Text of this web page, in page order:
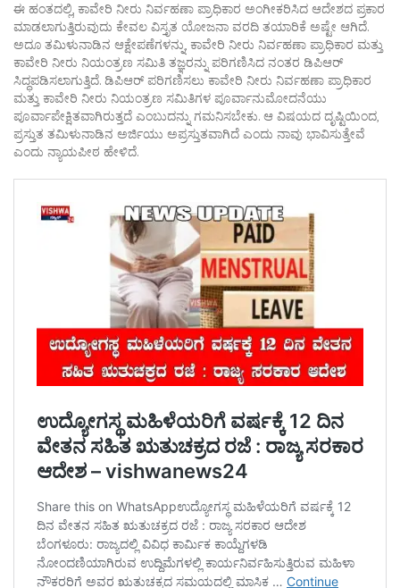
ಈ ಹಂತದಲ್ಲಿ, ಕಾವೇರಿ ನೀರು ನಿರ್ವಹಣಾ ಪ್ರಾಧಿಕಾರ ಅಂಗೀಕರಿಸಿದ ಆದೇಶದ ಪ್ರಕಾರ
ಮಾಡಲಾಗುತ್ತಿರುವುದು ಕೇವಲ ವಿಸ್ತೃತ ಯೋಜನಾ ವರದಿ ತಯಾರಿಕೆ ಅಷ್ಟೇ ಆಗಿದೆ.
ಅದೂ ತಮಿಳುನಾಡಿನ ಆಕ್ಷೇಪಣೆಗಳನ್ನು, ಕಾವೇರಿ ನೀರು ನಿರ್ವಹಣಾ ಪ್ರಾಧಿಕಾರ ಮತ್ತು
ಕಾವೇರಿ ನೀರು ನಿಯಂತ್ರಣ ಸಮಿತಿ ತಜ್ಞರನ್ನು ಪರಿಗಣಿಸಿದ ನಂತರ ಡಿಪಿಆರ್
ಸಿದ್ಧಪಡಿಸಲಾಗುತ್ತಿದೆ. ಡಿಪಿಆರ್ ಪರಿಗಣಿಸಲು ಕಾವೇರಿ ನೀರು ನಿರ್ವಹಣಾ ಪ್ರಾಧಿಕಾರ
ಮತ್ತು ಕಾವೇರಿ ನೀರು ನಿಯಂತ್ರಣ ಸಮಿತಿಗಳ ಪೂರ್ವಾನುಮೋದನೆಯು
ಪೂರ್ವಾಪೇಕ್ಷಿತವಾಗಿರುತ್ತದೆ ಎಂಬುದನ್ನು ಗಮನಿಸಬೇಕು. ಆ ವಿಷಯದ ದೃಷ್ಟಿಯಿಂದ,
ಪ್ರಸ್ತುತ ತಮಿಳುನಾಡಿನ ಅರ್ಜಿಯು ಅಪ್ರಸ್ತುತವಾಗಿದೆ ಎಂದು ನಾವು ಭಾವಿಸುತ್ತೇವೆ
ಎಂದು ನ್ಯಾಯಪೀಠ ಹೇಳಿದೆ.